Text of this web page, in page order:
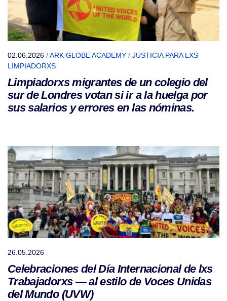
02.06.2026 /ARK GLOBE ACADEMY / JUSTICIA PARA LXS
LIMPIADORXS
Limpiadorxs migrantes de un colegio del
sur de Londres votan si ir a la huelga por
sus salarios y errores en las nóminas.
26.05.2026
Celebraciones del Día Internacional de lxs
Trabajadorxs — al estilo de Voces Unidas
del Mundo (UVW)